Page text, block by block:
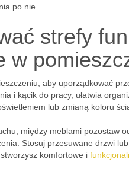
po nie.
strefy
w
aby uporządkować
i kącik do pracy, ułatwia
lub zmianą koloru
między meblami pozostaw
Stosuj przesuwane drzwi
komfortowe i